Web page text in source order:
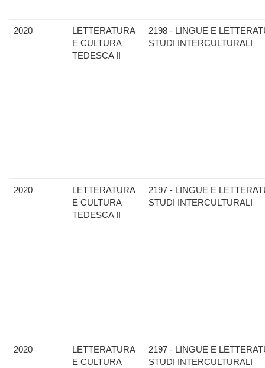
2020
LETTERATURA
E CULTURA
TEDESCA II
2198 - LINGUE E
STUDI INTERCULTURALI
2020
LETTERATURA
E CULTURA
TEDESCA II
2197 - LINGUE E
STUDI INTERCULTURALI
2020
LETTERATURA
E CULTURA
2197 - LINGUE E
STUDI INTERCULTURALI